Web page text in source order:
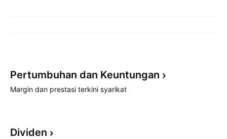
Pertumbuhan dan Keuntungan
Margin dan prestasi terkini syarikat
Dividen